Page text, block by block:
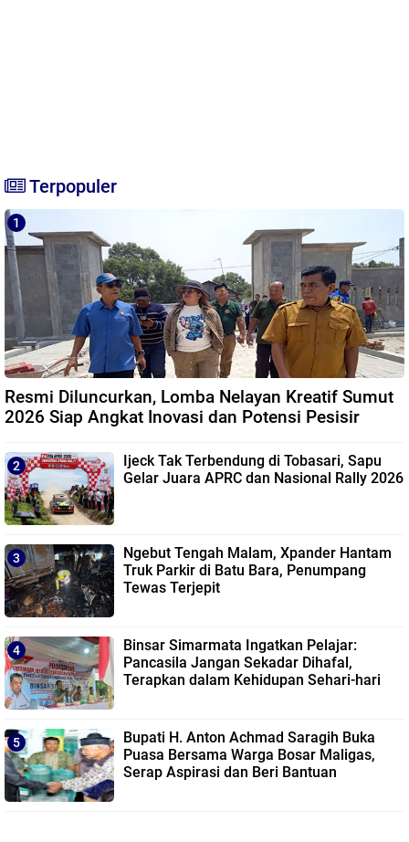
Terpopuler
Resmi Diluncurkan, Lomba Nelayan Kreatif Sumut
2026 Siap Angkat Inovasi dan Potensi Pesisir
Ijeck Tak Terbendung di Tobasari, Sapu
Gelar Juara APRC dan Nasional Rally 2026
Ngebut Tengah Malam, Xpander Hantam
Truk Parkir di Batu Bara, Penumpang
Tewas Terjepit
Binsar Simarmata Ingatkan Pelajar:
Pancasila Jangan Sekadar Dihafal,
Terapkan dalam Kehidupan Sehari-hari
Bupati H. Anton Achmad Saragih Buka
Puasa Bersama Warga Bosar Maligas,
Serap Aspirasi dan Beri Bantuan